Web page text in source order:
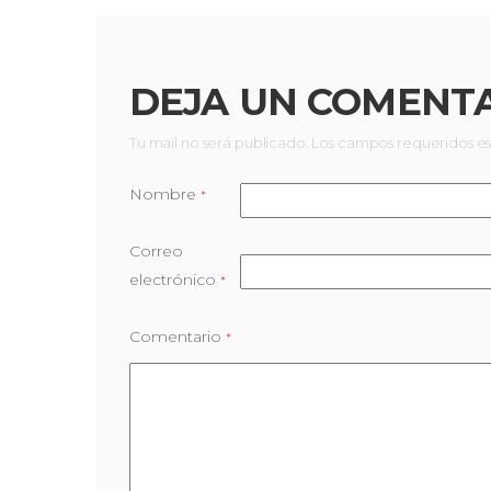
DEJA UN
Tu mail no será publicado. Los campos requeridos
Nombre *
Correo
electrónico *
Comentario *